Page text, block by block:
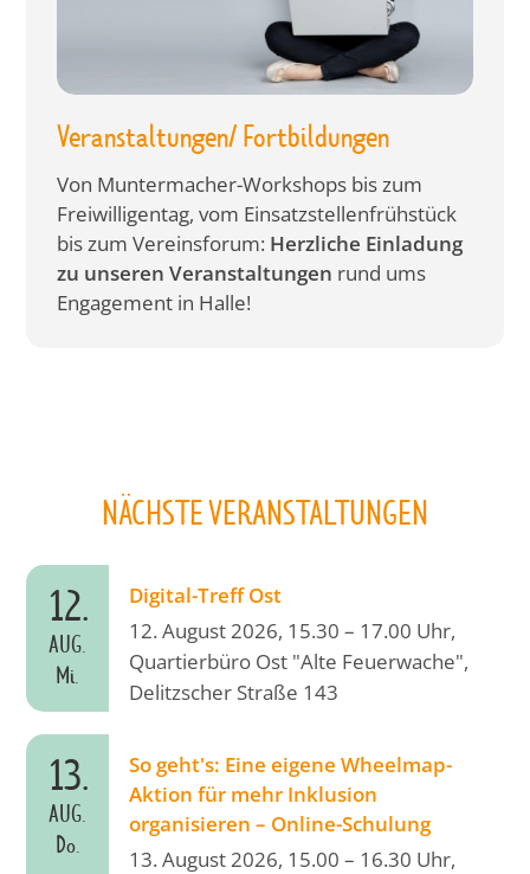
Veranstaltungen/ Fortbildungen
Von Muntermacher-Workshops bis zum
Freiwilligentag, vom Einsatzstellenfrühstück
bis zum Vereinsforum: Herzliche Einladung
zu unseren Veranstaltungen rund ums
Engagement in Halle!
NÄCHSTE VERANSTALTUNGEN
12.
AUG.
Mi.
Digital-Treff Ost
12. August 2026, 15.30 – 17.00 Uhr,
Quartierbüro Ost "Alte Feuerwache",
Delitzscher Straße 143
13.
AUG.
Do.
So geht's: Eine eigene Wheelmap-
Aktion für mehr Inklusion
organisieren – Online-Schulung
13. August 2026, 15.00 – 16.30 Uhr,